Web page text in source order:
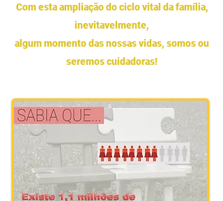
Com esta ampliação do ciclo vital da família,
inevitavelmente,
algum momento das nossas vidas, somos ou
seremos cuidadoras!